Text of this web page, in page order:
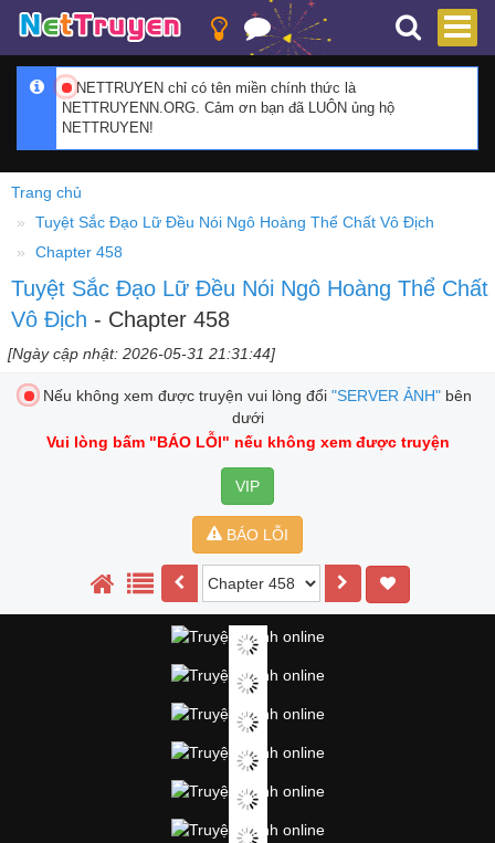
NETTRUYEN chỉ có tên miền chính thức là
NETTRUYENN.ORG. Cảm ơn bạn đã LUÔN ủng hộ
NETTRUYEN!
Trang chủ
Tuyệt Sắc Đạo Lữ Đều Nói Ngô Hoàng Thể Chất Vô Địch
Chapter 458
Tuyệt Sắc Đạo Lữ Đều Nói Ngô Hoàng Thể Chất
Vô Địch - Chapter 458
[Ngày cập nhật: 2026-05-31 21:31:44]
Nếu không xem được truyện vui lòng đổi "SERVER ẢNH"bên
dưới
Vui lòng bấm "BÁO LỖI" nếu không xem được truyện
VIP
BÁO LỖI